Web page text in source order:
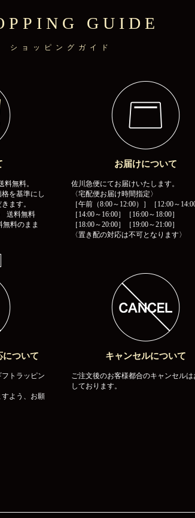
GUIDE
ショッピングガイド
料無料。
を基準にし
ます。
送料無料
料のまま
お届けについて
佐川急便にてお届けいたします。
〈宅配便お届け時間指定〉
［午前（8:00～12:00）］［12:00～14:00
［14:00～16:00］［16:00～18:00］
［18:00～20:00］［19:00～21:00］
〈置き配の対応は不可となります〉
について
トラッピン
よう、お願
キャンセルについて
ご注文後のお客様都合のキャンセルは
しております。